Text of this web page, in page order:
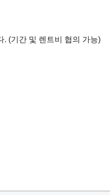
. (기간 및 렌트비 협의 가능)